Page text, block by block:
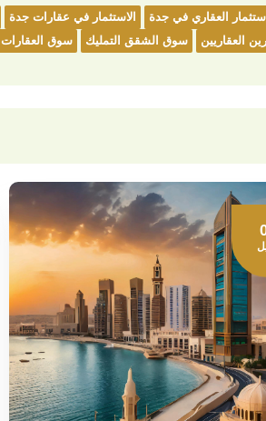
العقاري في جدة الاستثمار في عقارات جدة
العقاريين سوق الشقق التمليك سوق العقارات